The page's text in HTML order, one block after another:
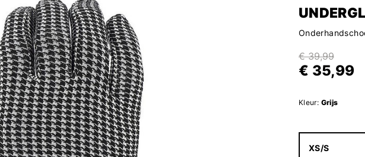
€ 39,99
€ 35,99
Kleur: Grijs
XS/S